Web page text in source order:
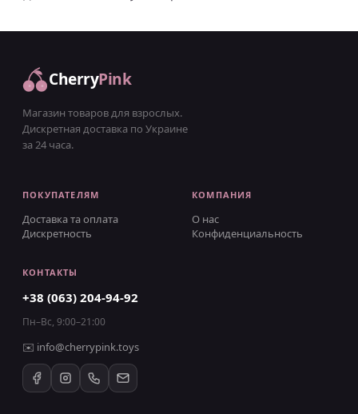
CherryPink
Магазин товаров для взрослых.
Дискретная доставка по Украине
за 24 часа.
ПОКУПАТЕЛЯМ
Доставка та оплата
Дискретность
КОМПАНИЯ
О нас
Конфиденциальность
КОНТАКТЫ
+38 (063) 204-94-92
Пн–Вс, 9:00–21:00
✉️ info@cherrypink.toys